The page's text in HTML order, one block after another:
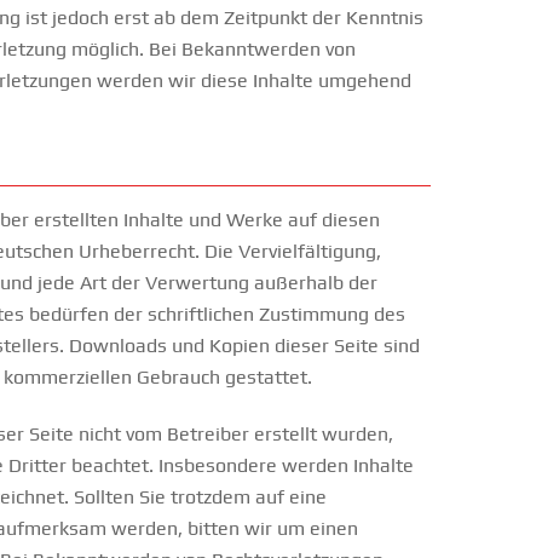
ist jedoch erst ab dem Zeitpunkt der Kenntnis
möglich. Bei Bekanntwerden von
werden wir diese Inhalte umgehend
erstellten Inhalte und Werke auf diesen
Urheberrecht. Die Vervielfältigung,
jede Art der Verwertung außerhalb der
bedürfen der schriftlichen Zustimmung des
Downloads und Kopien dieser Seite sind
Gebrauch gestattet.
Seite nicht vom Betreiber erstellt wurden,
beachtet. Insbesondere werden Inhalte
Sollten Sie trotzdem auf eine
werden, bitten wir um einen